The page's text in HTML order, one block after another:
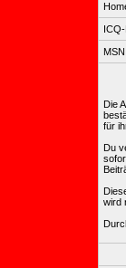
Die
für
Du
wird